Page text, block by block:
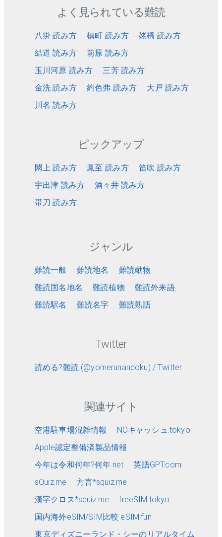
よく見られている難読
八掛 読み方 槙町 読み方
姥橋 読み方
結道 読み方
前原 読み方
玉川河原 読み方
三芳 読み方
金洗 読み方
約色弗 読み方
大戸 読み方
川名 読み方
ピックアップ
閖上 読み方 鳳至 読み方
笛吹 読み方
宇出津 読み方
酒々井 読み方
帯刀 読み方
ジャンル
難読一般 難読地名
難読動物
難読国名地名
難読植物
難読外来語
難読駅名
難読名字 難読熟語
Twitter
読める?難読 (@yomerunandoku) / Twitter
関連サイト
空港駐車場混雑情報
NOキャッシュ.tokyo
Apple認定整備済製品情報
今年は令和何年?何年.net
英語GPT.com
sQuiz.me
方言*squiz.me
漢字クロス*squiz.me
freeSIM.tokyo
国内海外eSIM/SIM比較 eSIM.fun
東京ディズニーランド・シーのリアルタイム